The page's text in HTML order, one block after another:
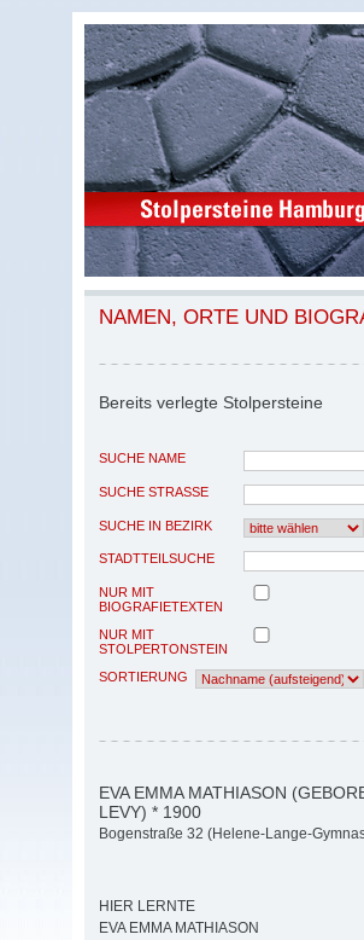
NAMEN, ORTE UND
Bereits verlegte Stolpersteine
SUCHE NAME
SUCHE STRASSE
SUCHE IN BEZIRK
STADTTEILSUCHE
NUR MIT
BIOGRAFIETEXTEN
NUR MIT
STOLPERTONSTEIN
SORTIERUNG
EVA EMMA MATHIASON
LEVY) * 1900
Bogenstraße 32 (Helene-Lange-
HIER LERNTE
EVA EMMA MATHIASON